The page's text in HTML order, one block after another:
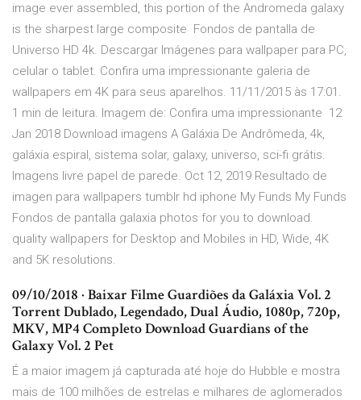
image ever assembled, this portion of the Andromeda galaxy
is the sharpest large composite Fondos de pantalla de
Universo HD 4k. Descargar Imágenes para wallpaper para PC,
celular o tablet. Confira uma impressionante galeria de
wallpapers em 4K para seus aparelhos. 11/11/2015 às 17:01.
1 min de leitura. Imagem de: Confira uma impressionante 12
Jan 2018 Download imagens A Galáxia De Andrômeda, 4k,
galáxia espiral, sistema solar, galaxy, universo, sci-fi grátis.
Imagens livre papel de parede. Oct 12, 2019 Resultado de
imagen para wallpapers tumblr hd iphone My Funds My Funds
Fondos de pantalla galaxia photos for you to download.
quality wallpapers for Desktop and Mobiles in HD, Wide, 4K
and 5K resolutions.
09/10/2018 · Baixar Filme Guardiões da Galáxia Vol. 2
Torrent Dublado, Legendado, Dual Áudio, 1080p, 720p,
MKV, MP4 Completo Download Guardians of the
Galaxy Vol. 2 Pet
É a maior imagem já capturada até hoje do Hubble e mostra
mais de 100 milhões de estrelas e milhares de aglomerados